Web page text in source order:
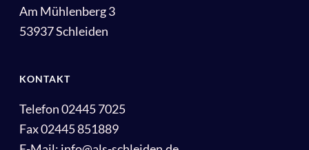
Am Mühlenberg 3
53937 Schleiden
KONTAKT
Telefon 02445 7025
Fax 02445 851889